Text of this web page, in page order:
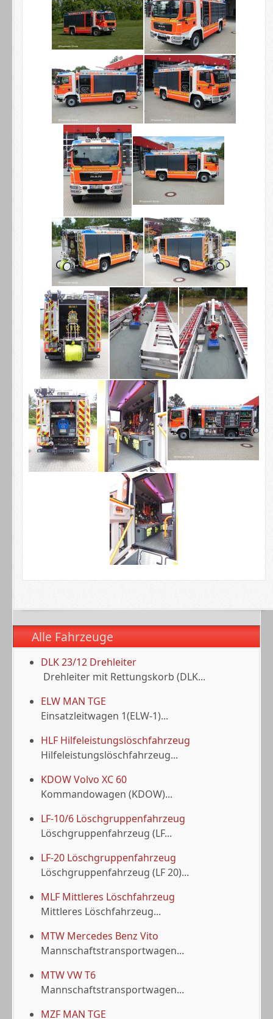
Alle Fahrzeuge
DLK 23/12 Drehleiter
Drehleiter mit Rettungskorb (DLK...
ELW MAN TGE
Einsatzleitwagen 1(ELW-1)...
HLF Hilfeleistungslöschfahrzeug
Hilfeleistungslöschfahrzeug...
KDOW Volvo XC 60
Kommandowagen (KDOW)...
LF-10/6 Löschgruppenfahrzeug
Löschgruppenfahrzeug (LF...
LF-20 Löschgruppenfahrzeug
Löschgruppenfahrzeug (LF 20)...
MLF Mittleres Löschfahrzeug
Mittleres Löschfahrzeug...
MTW Mercedes Benz Vito
Mannschaftstransportwagen...
MTW VW T6
Mannschaftstransportwagen...
MZF MAN TGE